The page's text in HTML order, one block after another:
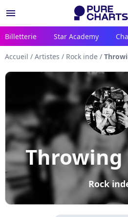
menu
Billetterie Star Academy
Accueil / Artistes / Rock inde /
Throwing
Rock